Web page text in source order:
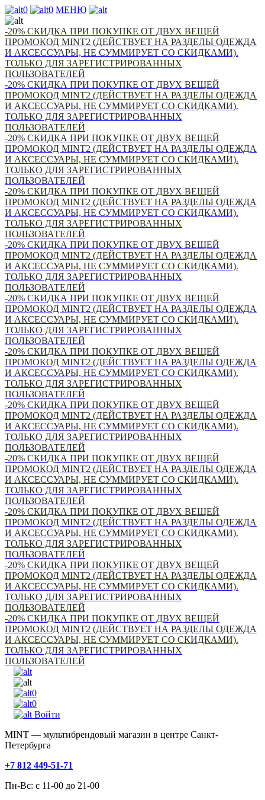
0 0 МЕНЮ
-20% СКИДКА ПРИ ПОКУПКЕ ОТ ДВУХ ВЕЩЕЙ
ПРОМОКОД MINT2 (ДЕЙСТВУЕТ НА РАЗДЕЛЫ ОДЕЖДА
И АКСЕССУАРЫ, НЕ СУММИРУЕТ СО СКИДКАМИ).
ТОЛЬКО ДЛЯ ЗАРЕГИСТРИРОВАННЫХ
ПОЛЬЗОВАТЕЛЕЙ
-20% СКИДКА ПРИ ПОКУПКЕ ОТ ДВУХ ВЕЩЕЙ
ПРОМОКОД MINT2 (ДЕЙСТВУЕТ НА РАЗДЕЛЫ ОДЕЖДА
И АКСЕССУАРЫ, НЕ СУММИРУЕТ СО СКИДКАМИ).
ТОЛЬКО ДЛЯ ЗАРЕГИСТРИРОВАННЫХ
ПОЛЬЗОВАТЕЛЕЙ
-20% СКИДКА ПРИ ПОКУПКЕ ОТ ДВУХ ВЕЩЕЙ
ПРОМОКОД MINT2 (ДЕЙСТВУЕТ НА РАЗДЕЛЫ ОДЕЖДА
И АКСЕССУАРЫ, НЕ СУММИРУЕТ СО СКИДКАМИ).
ТОЛЬКО ДЛЯ ЗАРЕГИСТРИРОВАННЫХ
ПОЛЬЗОВАТЕЛЕЙ
-20% СКИДКА ПРИ ПОКУПКЕ ОТ ДВУХ ВЕЩЕЙ
ПРОМОКОД MINT2 (ДЕЙСТВУЕТ НА РАЗДЕЛЫ ОДЕЖДА
И АКСЕССУАРЫ, НЕ СУММИРУЕТ СО СКИДКАМИ).
ТОЛЬКО ДЛЯ ЗАРЕГИСТРИРОВАННЫХ
ПОЛЬЗОВАТЕЛЕЙ
-20% СКИДКА ПРИ ПОКУПКЕ ОТ ДВУХ ВЕЩЕЙ
ПРОМОКОД MINT2 (ДЕЙСТВУЕТ НА РАЗДЕЛЫ ОДЕЖДА
И АКСЕССУАРЫ, НЕ СУММИРУЕТ СО СКИДКАМИ).
ТОЛЬКО ДЛЯ ЗАРЕГИСТРИРОВАННЫХ
ПОЛЬЗОВАТЕЛЕЙ
-20% СКИДКА ПРИ ПОКУПКЕ ОТ ДВУХ ВЕЩЕЙ
ПРОМОКОД MINT2 (ДЕЙСТВУЕТ НА РАЗДЕЛЫ ОДЕЖДА
И АКСЕССУАРЫ, НЕ СУММИРУЕТ СО СКИДКАМИ).
ТОЛЬКО ДЛЯ ЗАРЕГИСТРИРОВАННЫХ
ПОЛЬЗОВАТЕЛЕЙ
-20% СКИДКА ПРИ ПОКУПКЕ ОТ ДВУХ ВЕЩЕЙ
ПРОМОКОД MINT2 (ДЕЙСТВУЕТ НА РАЗДЕЛЫ ОДЕЖДА
И АКСЕССУАРЫ, НЕ СУММИРУЕТ СО СКИДКАМИ).
ТОЛЬКО ДЛЯ ЗАРЕГИСТРИРОВАННЫХ
ПОЛЬЗОВАТЕЛЕЙ
-20% СКИДКА ПРИ ПОКУПКЕ ОТ ДВУХ ВЕЩЕЙ
ПРОМОКОД MINT2 (ДЕЙСТВУЕТ НА РАЗДЕЛЫ ОДЕЖДА
И АКСЕССУАРЫ, НЕ СУММИРУЕТ СО СКИДКАМИ).
ТОЛЬКО ДЛЯ ЗАРЕГИСТРИРОВАННЫХ
ПОЛЬЗОВАТЕЛЕЙ
-20% СКИДКА ПРИ ПОКУПКЕ ОТ ДВУХ ВЕЩЕЙ
ПРОМОКОД MINT2 (ДЕЙСТВУЕТ НА РАЗДЕЛЫ ОДЕЖДА
И АКСЕССУАРЫ, НЕ СУММИРУЕТ СО СКИДКАМИ).
ТОЛЬКО ДЛЯ ЗАРЕГИСТРИРОВАННЫХ
ПОЛЬЗОВАТЕЛЕЙ
-20% СКИДКА ПРИ ПОКУПКЕ ОТ ДВУХ ВЕЩЕЙ
ПРОМОКОД MINT2 (ДЕЙСТВУЕТ НА РАЗДЕЛЫ ОДЕЖДА
И АКСЕССУАРЫ, НЕ СУММИРУЕТ СО СКИДКАМИ).
ТОЛЬКО ДЛЯ ЗАРЕГИСТРИРОВАННЫХ
ПОЛЬЗОВАТЕЛЕЙ
-20% СКИДКА ПРИ ПОКУПКЕ ОТ ДВУХ ВЕЩЕЙ
ПРОМОКОД MINT2 (ДЕЙСТВУЕТ НА РАЗДЕЛЫ ОДЕЖДА
И АКСЕССУАРЫ, НЕ СУММИРУЕТ СО СКИДКАМИ).
ТОЛЬКО ДЛЯ ЗАРЕГИСТРИРОВАННЫХ
ПОЛЬЗОВАТЕЛЕЙ
-20% СКИДКА ПРИ ПОКУПКЕ ОТ ДВУХ ВЕЩЕЙ
ПРОМОКОД MINT2 (ДЕЙСТВУЕТ НА РАЗДЕЛЫ ОДЕЖДА
И АКСЕССУАРЫ, НЕ СУММИРУЕТ СО СКИДКАМИ).
ТОЛЬКО ДЛЯ ЗАРЕГИСТРИРОВАННЫХ
ПОЛЬЗОВАТЕЛЕЙ
0
0
Войти
MINT — мультибрендовый магазин в центре Санкт-
Петербурга
+7 812 449-51-71
Пн-Вс: с 11-00 до 21-00